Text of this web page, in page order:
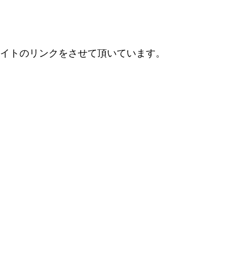
トのリンクをさせて頂いています。